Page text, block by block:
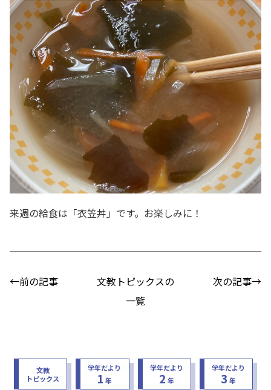
来週の給食は「衣笠丼」です。お楽しみに！
←前の記事
文教トピックスの
一覧
次の記事→
文教
トピックス
学年だより
1 年
学年だより
2 年
学年だより
3 年